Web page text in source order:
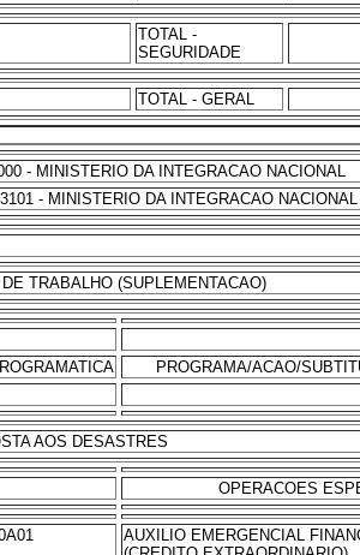
TOTAL -
SEGURIDADE
TOTAL - GERAL
- MINISTERIO DA INTEGRACAO NACIONAL
- MINISTERIO DA INTEGRACAO NACIONAL
TRABALHO (SUPLEMENTACAO)
PROGRAMA/ACAO/
AOS DESASTRES
OPERACOES
AUXILIO EMERGENCIAL